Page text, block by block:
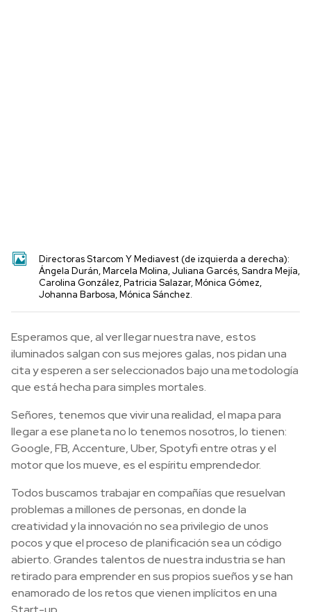
Directoras Starcom Y Mediavest (de izquierda a derecha):
Ángela Durán, Marcela Molina, Juliana Garcés, Sandra Mejía,
Carolina González, Patricia Salazar, Mónica Gómez,
Johanna Barbosa, Mónica Sánchez.
Esperamos que, al ver llegar nuestra nave, estos
iluminados salgan con sus mejores galas, nos pidan una
cita y esperen a ser seleccionados bajo una metodología
que está hecha para simples mortales.
Señores, tenemos que vivir una realidad, el mapa para
llegar a ese planeta no lo tenemos nosotros, lo tienen:
Google, FB, Accenture, Uber, Spotyfi entre otras y el
motor que los mueve, es el espíritu emprendedor.
Todos buscamos trabajar en compañías que resuelvan
problemas a millones de personas, en donde la
creatividad y la innovación no sea privilegio de unos
pocos y que el proceso de planificación sea un código
abierto. Grandes talentos de nuestra industria se han
retirado para emprender en sus propios sueños y se han
enamorado de los retos que vienen implícitos en una